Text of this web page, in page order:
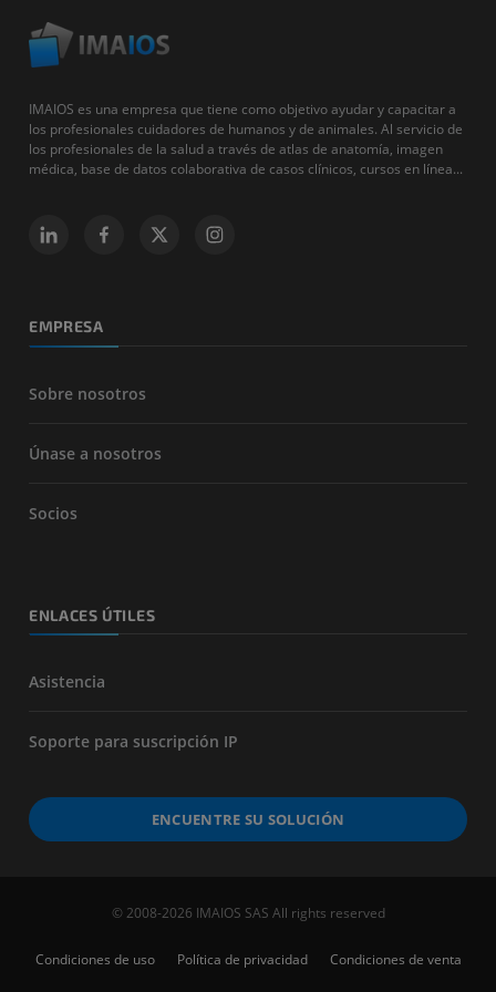
IMAIOS es una empresa que tiene como objetivo ayudar y capacitar a
los profesionales cuidadores de humanos y de animales. Al servicio de
los profesionales de la salud a través de atlas de anatomía, imagen
médica, base de datos colaborativa de casos clínicos, cursos en línea...
EMPRESA
Sobre nosotros
Únase a nosotros
Socios
ENLACES ÚTILES
Asistencia
Soporte para suscripción IP
ENCUENTRE SU SOLUCIÓN
© 2008-2026 IMAIOS SAS All rights reserved
Condiciones de uso Política de privacidad Condiciones de venta